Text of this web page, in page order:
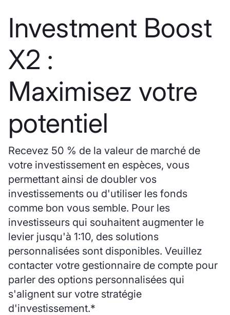
Investment Boost
X2 :
Maximisez votre
potentiel
Recevez 50 % de la valeur de marché de
votre investissement en espèces, vous
permettant ainsi de doubler vos
investissements ou d'utiliser les fonds
comme bon vous semble. Pour les
investisseurs qui souhaitent augmenter le
levier jusqu'à 1:10, des solutions
personnalisées sont disponibles. Veuillez
contacter votre gestionnaire de compte pour
parler des options personnalisées qui
s'alignent sur votre stratégie
d'investissement.*